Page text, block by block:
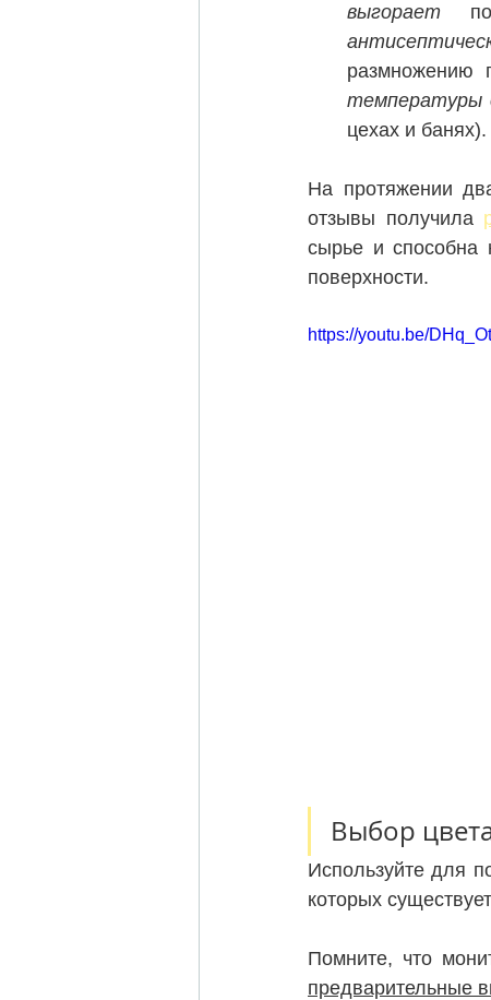
выгорает
температуры
цехах и банях).
На протяжении
отзывы получила
сырье и способна
поверхности.
https://youtu.be/
Выбор
Используйте для
которых
Помните, что
предварительные